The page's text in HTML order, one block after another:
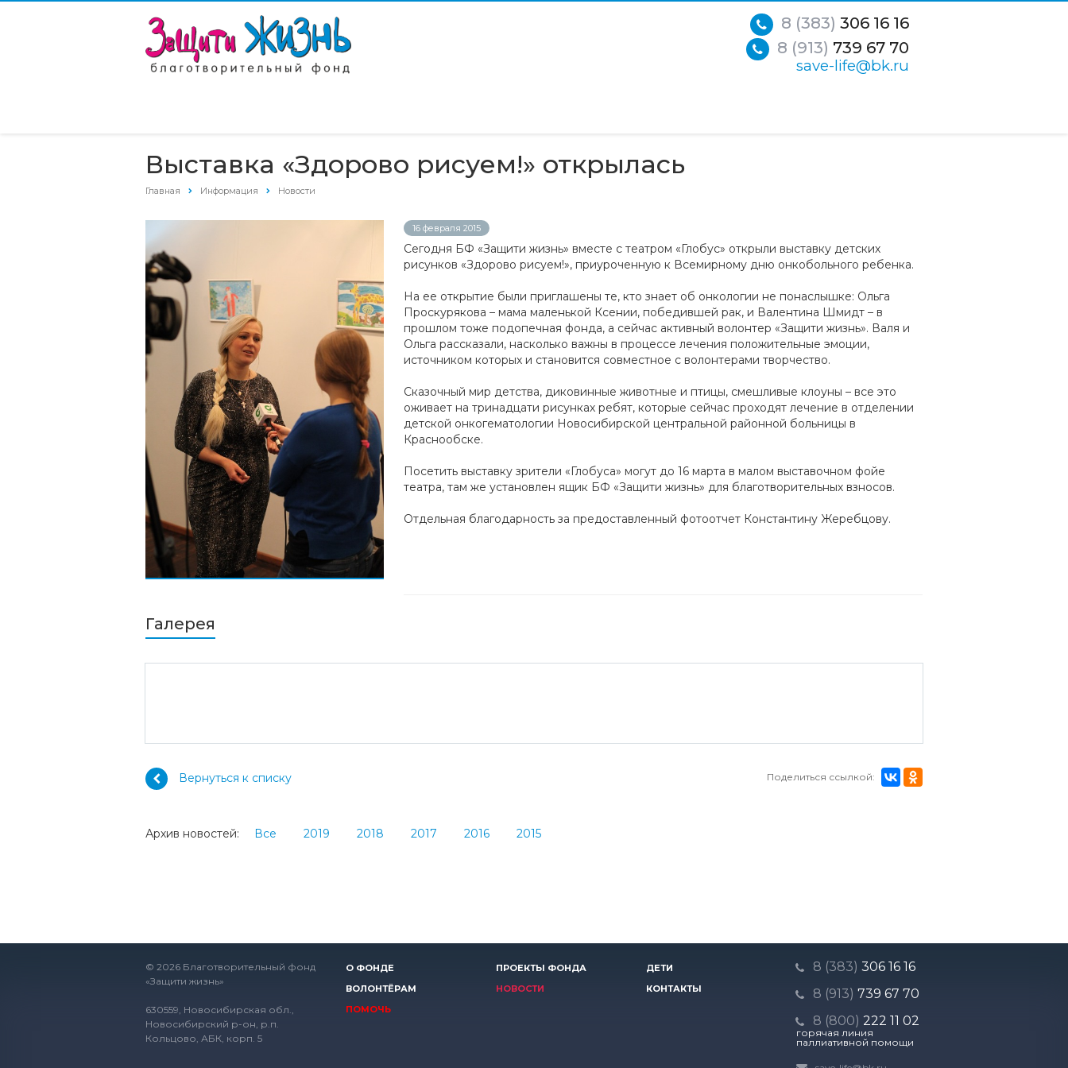
8 (383) 306 16 16
8 (913) 739 67 70
save-life@bk.ru
Выставка «Здорово рисуем!» открылась
Главная Информация Новости
16 февраля 2015
Сегодня БФ «Защити жизнь» вместе с театром «Глобус» открыли выставку детских
рисунков «Здорово рисуем!», приуроченную к Всемирному дню онкобольного ребенка.
На ее открытие были приглашены те, кто знает об онкологии не понаслышке: Ольга
Проскурякова – мама маленькой Ксении, победившей рак, и Валентина Шмидт – в
прошлом тоже подопечная фонда, а сейчас активный волонтер «Защити жизнь». Валя и
Ольга рассказали, насколько важны в процессе лечения положительные эмоции,
источником которых и становится совместное с волонтерами творчество.
Сказочный мир детства, диковинные животные и птицы, смешливые клоуны – все это
оживает на тринадцати рисунках ребят, которые сейчас проходят лечение в отделении
детской онкогематологии Новосибирской центральной районной больницы в
Краснообске.
Посетить выставку зрители «Глобуса» могут до 16 марта в малом выставочном фойе
театра, там же установлен ящик БФ «Защити жизнь» для благотворительных взносов.
Отдельная благодарность за предоставленный фотоотчет Константину Жеребцову.
Галерея
Поделиться ссылкой:
Вернуться к списку
Архив новостей: Все 2019 2018 2017 2016 2015
© 2026 Благотворительный фонд
«Защити жизнь»
630559, Новосибирская обл.,
Новосибирский р-он, р.п.
Кольцово, АБК, корп. 5
О ФОНДЕ ПРОЕКТЫ ФОНДА
ДЕТИ
ВОЛОНТЁРАМ
НОВОСТИ
КОНТАКТЫ
ПОМОЧЬ
8 (383) 306 16 16
8 (913) 739 67 70
8 (800) 222 11 02
горячая линия
паллиативной помощи